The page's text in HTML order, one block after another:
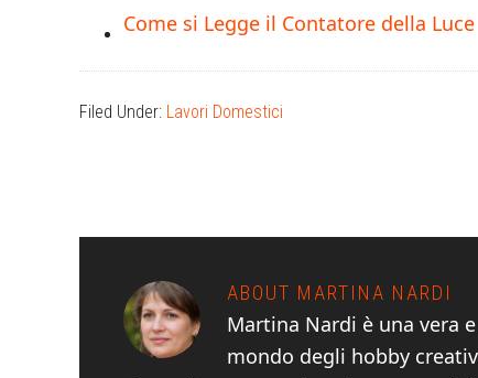
Come si Legge il Contatore della Luce
Filed Under: Lavori Domestici
ABOUT MARTINA NARDI
Martina Nardi è una vera
mondo degli hobby